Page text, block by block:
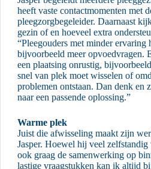
heeft vaste contactmomenten met
pleegzorgbegeleider. Daarnaast
gezin of en hoeveel extra
“Pleegouders met minder ervaring
bijvoorbeeld meer opvoedvragen.
een plaatsing onrustig,
snel van plek moet wisselen of
problemen ontstaan. Dan denk en
naar een passende oplossing.”
Warme plek
Juist die afwisseling maakt zijn
Jasper. Hoewel hij veel
ook graag de samenwerking op
lastige vraagstukken kan ik altijd